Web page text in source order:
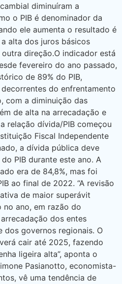
diminuíram a
o PIB é denominador da
ele aumenta o resultado é
alta dos juros básicos
direção.O indicador está
fevereiro do ano passado,
de 89% do PIB,
do enfrentamento
com a diminuição das
de alta na arrecadação e
relação dívida/PIB começou
Fiscal Independente
a dívida pública deve
PIB durante este ano. A
era de 84,8%, mas foi
ao final de 2022. “A revisão
de maior superávit
ano, em razão do
dos entes
dos governos regionais. O
cair até 2025, fazendo
ligeira alta”, aponta o
Pasianotto, economista-
vê uma tendência de